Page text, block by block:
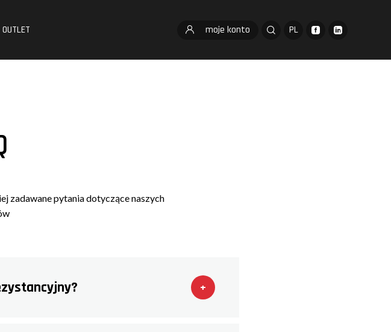
OUTLET moje konto PL
zadawane pytania dotyczące naszych
+